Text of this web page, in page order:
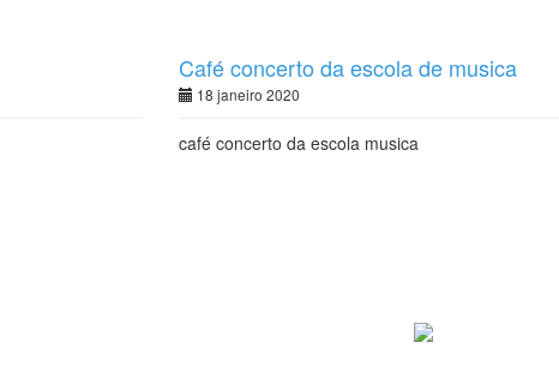
Café concerto da escola de musica
18 janeiro 2020
café concerto da escola musica